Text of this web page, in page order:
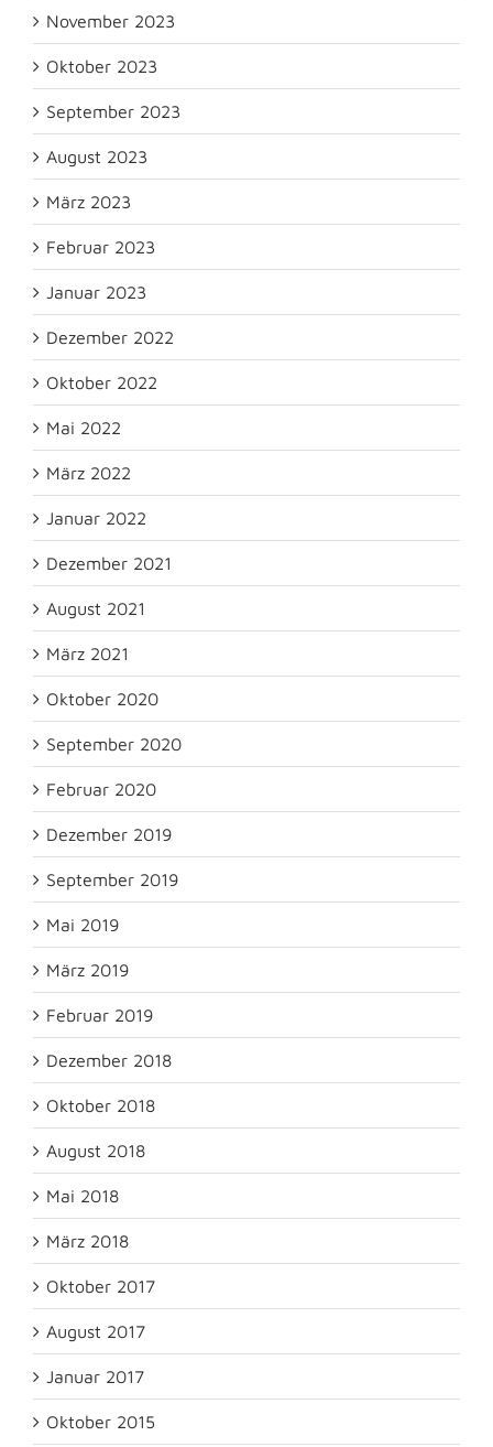
November 2023
Oktober 2023
September 2023
August 2023
März 2023
Februar 2023
Januar 2023
Dezember 2022
Oktober 2022
Mai 2022
März 2022
Januar 2022
Dezember 2021
August 2021
März 2021
Oktober 2020
September 2020
Februar 2020
Dezember 2019
September 2019
Mai 2019
März 2019
Februar 2019
Dezember 2018
Oktober 2018
August 2018
Mai 2018
März 2018
Oktober 2017
August 2017
Januar 2017
Oktober 2015